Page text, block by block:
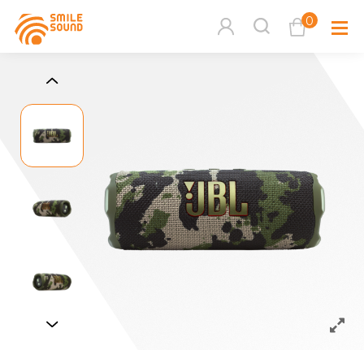
0
商品分類查詢
請選擇商品分類
請選擇分類
多媒體
家用音
活動